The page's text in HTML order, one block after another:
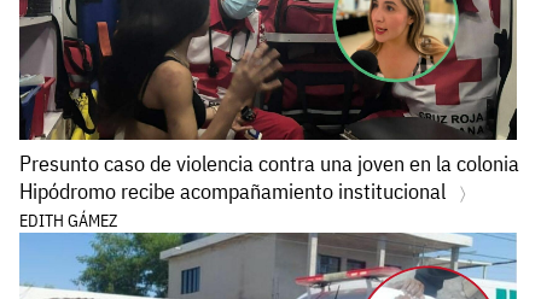
Presunto caso de violencia contra una joven en la colonia
Hipódromo recibe acompañamiento institucional
EDITH GÁMEZ